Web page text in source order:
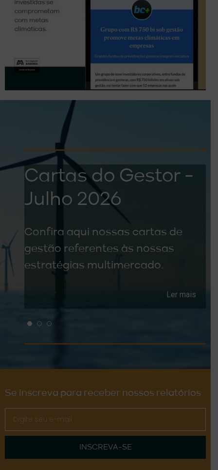
Cartas do Gestor -
Julho 2026
Confira aqui nossas cartas de
gestão referentes às nossas
estratégias multimercado.
Ler mais
Se inscreva para receber nossos relatórios
INSCREVA-SE